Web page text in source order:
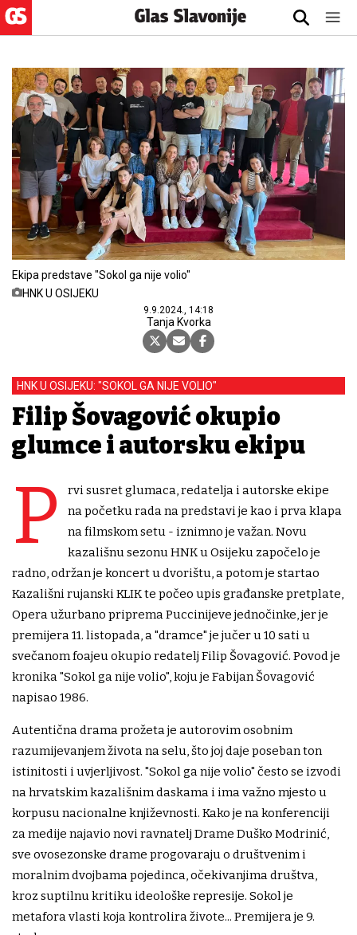
Ekipa predstave "Sokol ga nije volio"
HNK U OSIJEKU
9.9.2024., 14:18
Tanja Kvorka
HNK U OSIJEKU: "SOKOL GA NIJE VOLIO"
Filip Šovagović okupio
glumce i autorsku ekipu
P
rvi susret glumaca, redatelja i autorske ekipe
na početku rada na predstavi je kao i prva klapa
na filmskom setu - iznimno je važan. Novu
kazališnu sezonu HNK u Osijeku započelo je
radno, održan je koncert u dvorištu, a potom je startao
Kazališni rujanski KLIK te počeo upis građanske pretplate,
Opera užurbano priprema Puccinijeve jednočinke, jer je
premijera 11. listopada, a "dramce" je jučer u 10 sati u
svečanom foajeu okupio redatelj Filip Šovagović. Povod je
kronika "Sokol ga nije volio", koju je Fabijan Šovagović
napisao 1986.
Autentična drama prožeta je autorovim osobnim
razumijevanjem života na selu, što joj daje poseban ton
istinitosti i uvjerljivost. "Sokol ga nije volio" često se izvodi
na hrvatskim kazališnim daskama i ima važno mjesto u
korpusu nacionalne književnosti. Kako je na konferenciji
za medije najavio novi ravnatelj Drame Duško Modrinić,
sve ovosezonske drame progovaraju o društvenim i
moralnim dvojbama pojedinca, očekivanjima društva,
kroz suptilnu kritiku ideološke represije. Sokol je
metafora vlasti koja kontrolira živote... Premijera je 9.